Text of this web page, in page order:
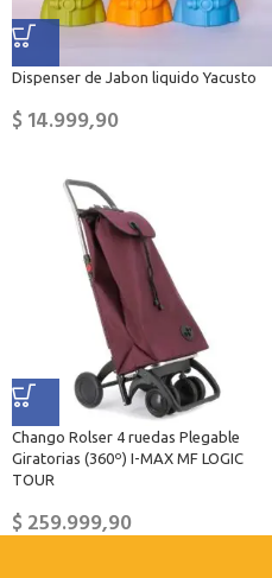
Dispenser de Jabon liquido Yacusto
$14.999,90
Chango Rolser 4 ruedas Plegable
Giratorias (360º) I-MAX MF LOGIC
TOUR
$259.999,90